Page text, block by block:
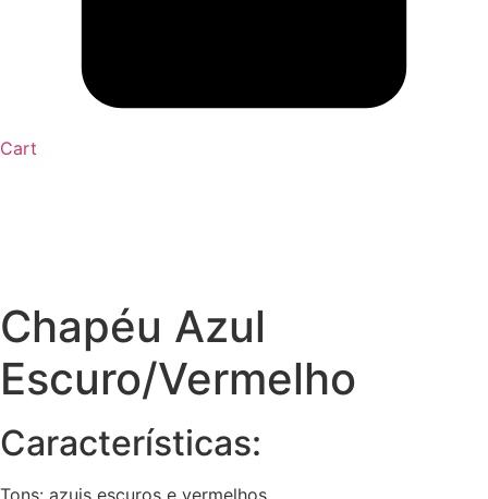
Cart
Chapéu Azul
Escuro/Vermelho
Características: